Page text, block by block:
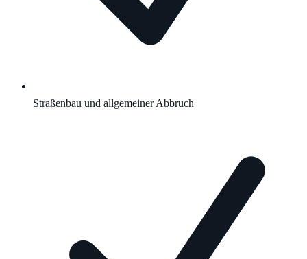
Straßenbau und allgemeiner Abbruch